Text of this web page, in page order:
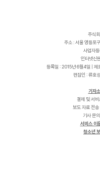
주식
주소 : 서울 영등포
사업자
인터넷신
등록일 : 2015년 6월4일 | 제
편집인 : 류호
기자
결제 및 서비
보도 자료 전송
기사 문
서비스 이
청소년